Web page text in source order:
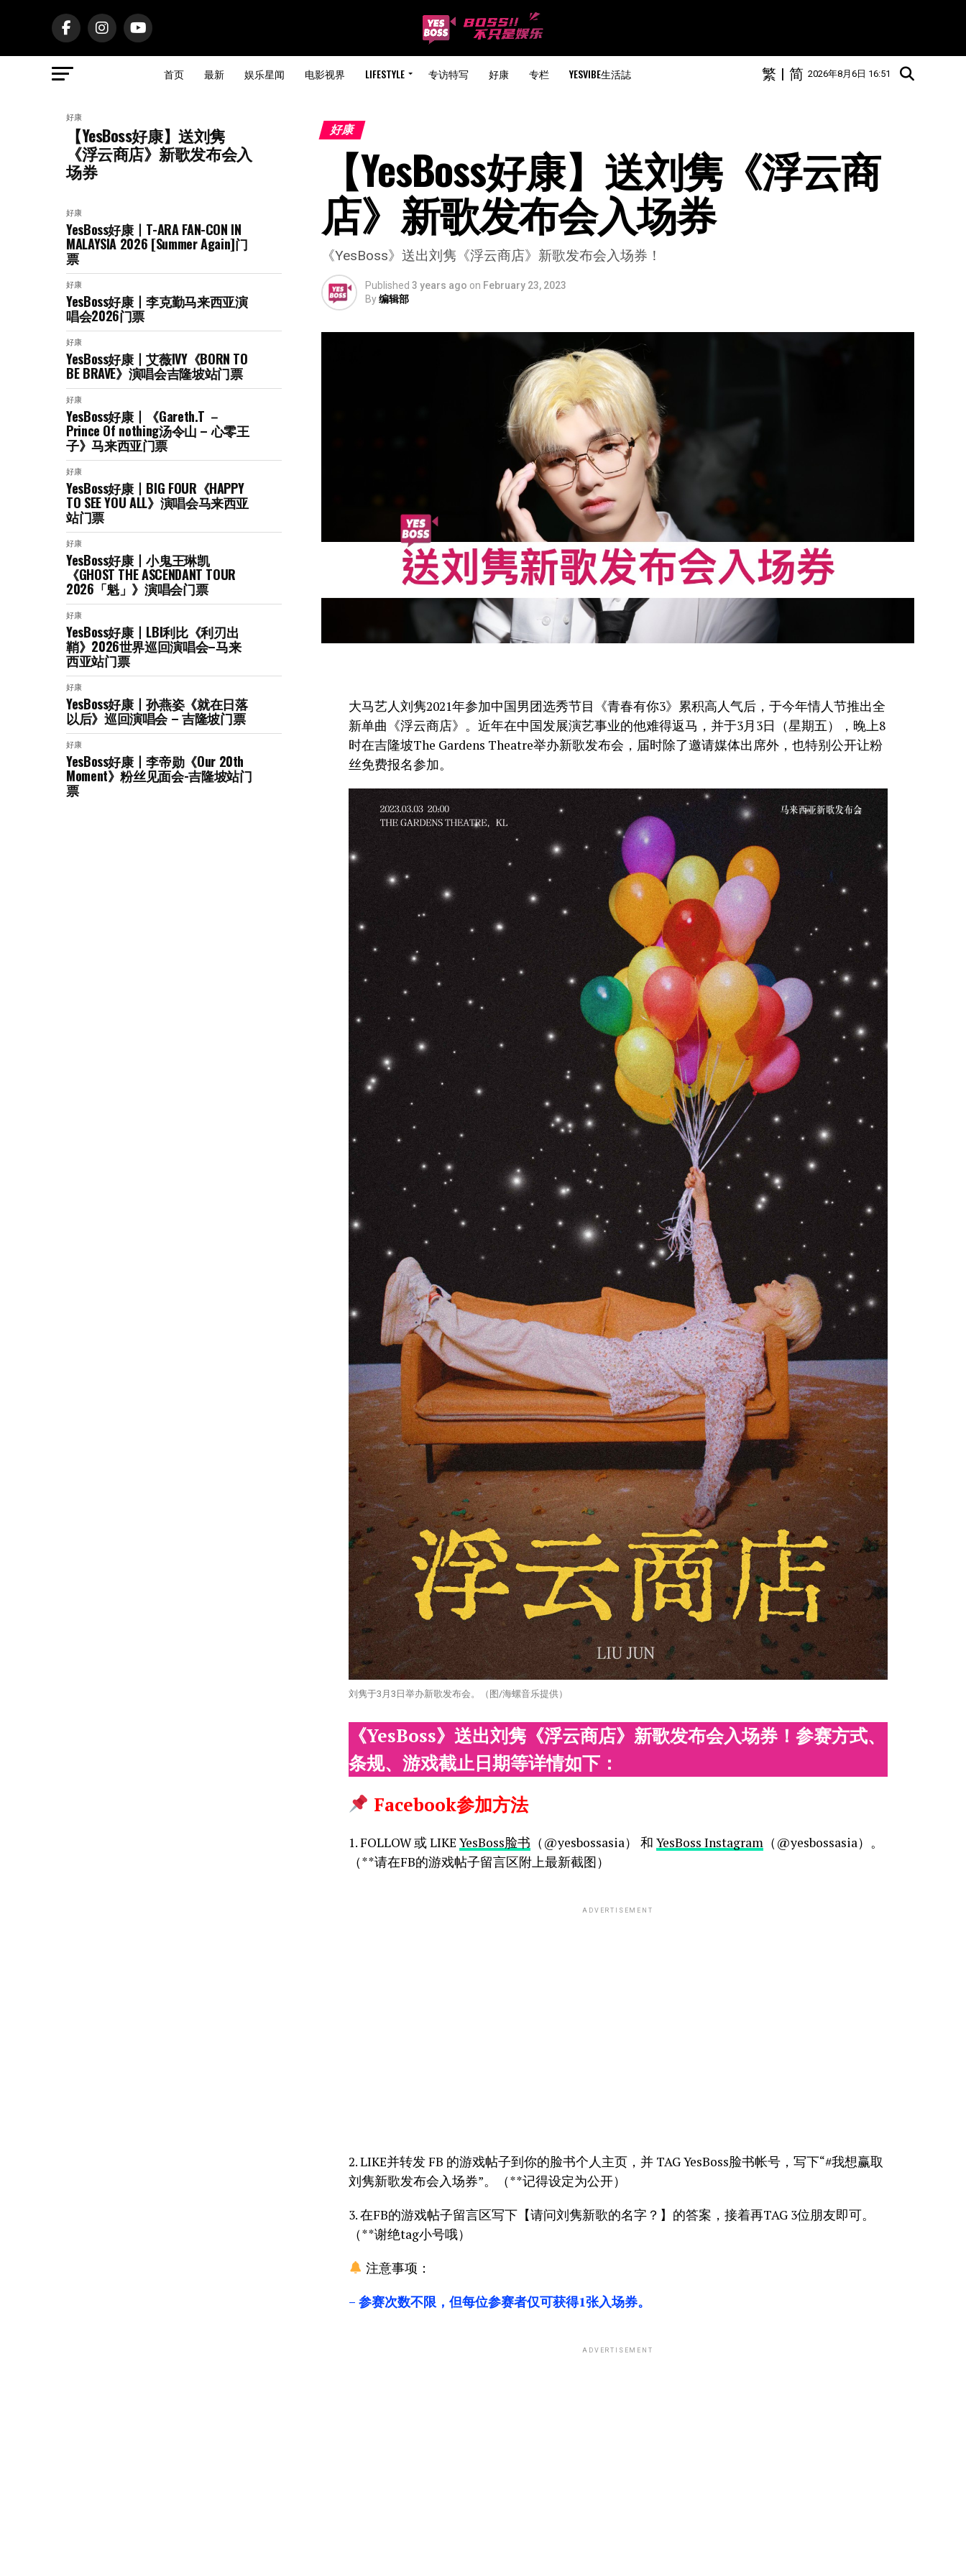
首页 最新 娱乐星闻 电影视界 LIFESTYLE 专访特写 好康 专栏 YESVIBE生活誌 2026年8月6日 16:51
简
|
繁
好康
【YesBoss好康】送刘隽
《浮云商店》新歌发布会入
场券
好康
YesBoss好康丨T-ARA FAN-CON IN
MALAYSIA 2026 [Summer Again]门
票
好康
YesBoss好康丨李克勤马来西亚演
唱会2026门票
好康
YesBoss好康丨艾薇IVY《BORN TO
BE BRAVE》演唱会吉隆坡站门票
好康
YesBoss好康丨《Gareth.T －
Prince Of nothing汤令山 – 心零王
子》马来西亚门票
好康
YesBoss好康丨BIG FOUR《HAPPY
TO SEE YOU ALL》演唱会马来西亚
站门票
好康
YesBoss好康丨小鬼王琳凯
《GHOST THE ASCENDANT TOUR
2026「魁」》演唱会门票
好康
YesBoss好康丨LBI利比《利刃出
鞘》2026世界巡回演唱会–马来
西亚站门票
好康
YesBoss好康丨孙燕姿《就在日落
以后》巡回演唱会 – 吉隆坡门票
好康
YesBoss好康丨李帝勋《Our 20th
Moment》粉丝见面会-吉隆坡站门
票
好康
【YesBoss好康】送刘隽《浮云商
店》新歌发布会入场券
《YesBoss》送出刘隽《浮云商店》新歌发布会入场券！
Published 3 years ago on February 23, 2023
By编辑部
大马艺人刘隽2021年参加中国男团选秀节目《青春有你3》累积高人气后，于今年情人节推出全
新单曲《浮云商店》。近年在中国发展演艺事业的他难得返马，并于3月3日（星期五），晚上8
时在吉隆坡The Gardens Theatre举办新歌发布会，届时除了邀请媒体出席外，也特别公开让粉
丝免费报名参加。
刘隽于3月3日举办新歌发布会。（图/海螺音乐提供）
《YesBoss》送出刘隽《浮云商店》新歌发布会入场券！参赛方式、
条规、游戏截止日期等详情如下：
Facebook参加方法
1. FOLLOW 或 LIKE YesBoss脸书 （@yesbossasia） 和 YesBoss Instagram（@yesbossasia）。
（**请在FB的游戏帖子留言区附上最新截图）
ADVERTISEMENT
2. LIKE并转发 FB 的游戏帖子到你的脸书个人主页，并 TAG YesBoss脸书帐号，写下“#我想赢取
刘隽新歌发布会入场券”。（**记得设定为公开）
3. 在FB的游戏帖子留言区写下【请问刘隽新歌的名字？】的答案，接着再TAG 3位朋友即可。
（**谢绝tag小号哦）
注意事项：
– 参赛次数不限，但每位参赛者仅可获得1张入场券。
ADVERTISEMENT